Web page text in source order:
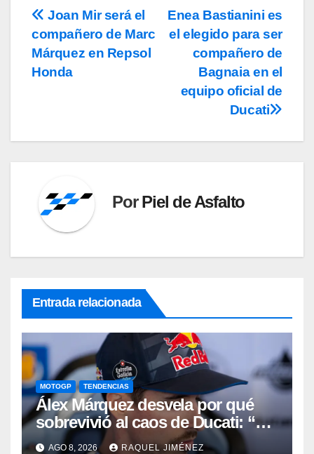
Navegación
de
entradas
Enea Bastianini es
el elegido para ser
compañero de
Bagnaia en el
equipo oficial de
Ducati
Joan Mir será el
compañero de Marc
Márquez en Repsol
Honda
PorPiel de Asfalto
Entrada relacionada
MOTOGP TENDENCIAS
Álex Márquez desvela por qué
sobrevivió al caos de Ducati: “No
sé cómo acabé siendo el mejor”
AGO 8, 2026 RAQUEL JIMÉNEZ